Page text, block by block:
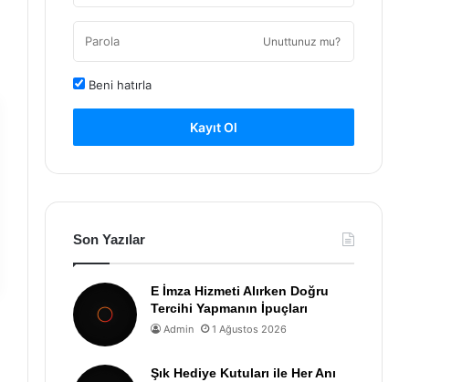
Unuttunuz mu?
Beni hatırla
Kayıt Ol
Son Yazılar
E İmza Hizmeti Alırken Doğru
Tercihi Yapmanın İpuçları
Admin 1 Ağustos 2026
Şık Hediye Kutuları ile Her Anı